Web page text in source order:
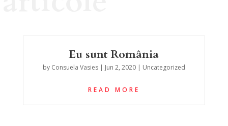
Eu sunt România
by Consuela Vasies| Jun 2, 2020| Uncategorized
READ MORE